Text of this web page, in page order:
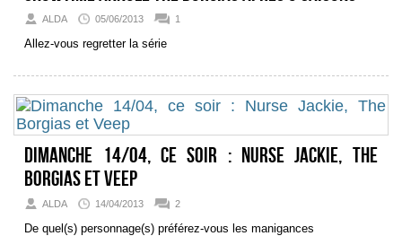
ALDA 05/06/2013 1
Allez-vous regretter la série
Dimanche 14/04, ce soir : Nurse Jackie, The
Borgias et Veep
ALDA 14/04/2013 2
De quel(s) personnage(s) préférez-vous les manigances